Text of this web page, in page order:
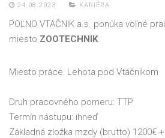
24.08.2023 KARIÉRA
POĽNO VTÁČNIK a.s. ponúka voľné
miesto ZOOTECHNIK
Miesto práce: Lehota pod
Druh pracovného pomeru: TTP
Termín nástupu: ihneď
Základná zložka mzdy (brutto) 1200€